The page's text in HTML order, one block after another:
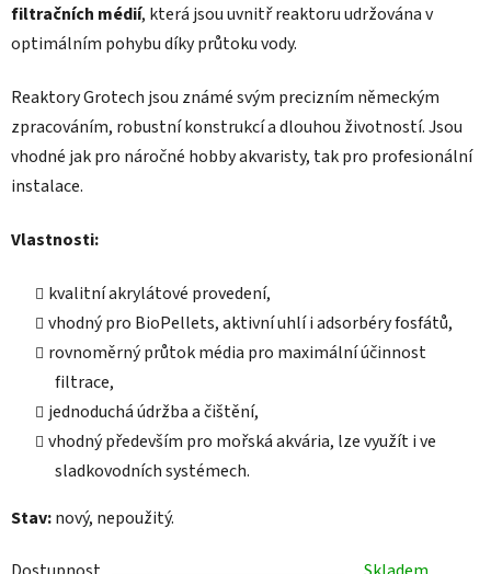
filtračních médií, která jsou uvnitř reaktoru udržována v
optimálním pohybu díky průtoku vody.
Reaktory Grotech jsou známé svým precizním německým
zpracováním, robustní konstrukcí a dlouhou životností. Jsou
vhodné jak pro náročné hobby akvaristy, tak pro profesionální
instalace.
Vlastnosti:
kvalitní akrylátové provedení,
vhodný pro BioPellets, aktivní uhlí i adsorbéry fosfátů,
rovnoměrný průtok média pro maximální účinnost
filtrace,
jednoduchá údržba a čištění,
vhodný především pro mořská akvária, lze využít i ve
sladkovodních systémech.
Stav:nový, nepoužitý.